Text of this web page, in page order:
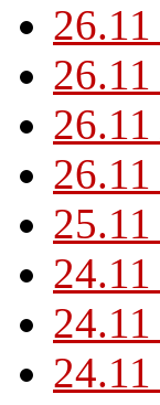
26.11
26.11
26.11
26.11
25.11
24.11
24.11
24.11